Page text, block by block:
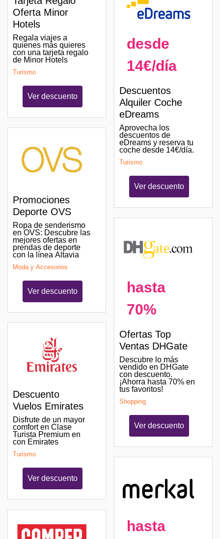
Oferta Minor
Hotels
Regala viajes a
quienes más quieres
con una tarjeta regalo
de Minor Hotels
Turismo
Ver descuento
Promociones
Deporte OVS
Ropa de senderismo
en OVS: Descubre las
mejores ofertas en
prendas de deporte
con la línea Altavia
Moda y Accesorios
Ver descuento
Descuento
Vuelos Emirates
Disfrute de un mayor
comfort en Clase
Turista Premium en
con Emirates
Turismo
Ver descuento
desde
14€/día
Descuentos
Alquiler Coche
eDreams
Aprovecha los
descuentos de
eDreams y reserva tu
coche desde 14€/día.
Turismo
Ver descuento
hasta
70%
Ofertas Top
Ventas DHGate
Descubre lo más
vendido en DHGate
con descuento.
¡Ahorra hasta 70% en
tus favoritos!
Shopping
Ver descuento
hasta